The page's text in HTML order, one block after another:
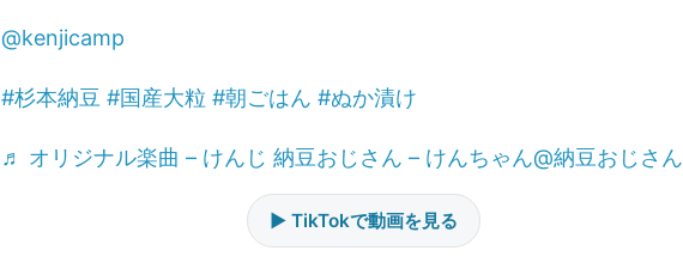
@kenjicamp
#杉本納豆 #国産大粒 #朝ごはん #ぬか漬け
♬ オリジナル楽曲 – けんじ 納豆おじさん – けんちゃん@納豆おじさん
▶ TikTokで動画を見る